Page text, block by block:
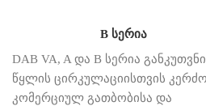
B სერია
DAB VA, A და B სერია
წყლის ცირკულაციისთვის
კომერციულ გათბობისა და